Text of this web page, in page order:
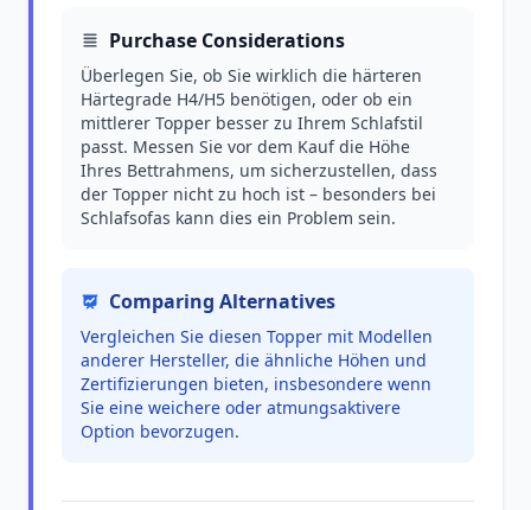
Purchase Considerations
Überlegen Sie, ob Sie wirklich die härteren
Härtegrade H4/H5 benötigen, oder ob ein
mittlerer Topper besser zu Ihrem Schlafstil
passt. Messen Sie vor dem Kauf die Höhe
Ihres Bettrahmens, um sicherzustellen, dass
der Topper nicht zu hoch ist – besonders bei
Schlafsofas kann dies ein Problem sein.
Comparing Alternatives
Vergleichen Sie diesen Topper mit Modellen
anderer Hersteller, die ähnliche Höhen und
Zertifizierungen bieten, insbesondere wenn
Sie eine weichere oder atmungsaktivere
Option bevorzugen.